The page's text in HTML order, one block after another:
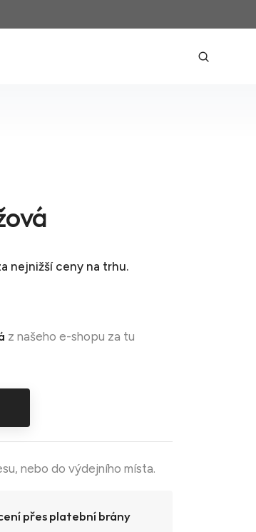
nejnižší ceny na trhu.
z našeho e-shopu za tu
nebo do výdejního místa.
přes platební brány